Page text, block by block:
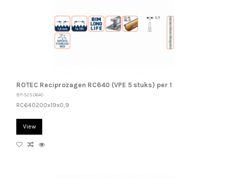
ROTEC Reciprozagen RC640 (VPE 5 stuks) per 1
BF-525.0640
RC640200x19x0,9
View